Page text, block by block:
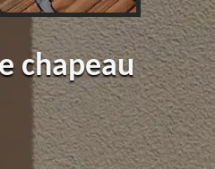
chapeau